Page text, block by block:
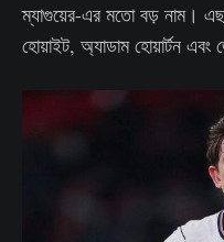
ম্যাগুয়ের-এর মতো বড় নাম।
হোয়াইট, অ্যাডাম হোয়ার্টন এবং